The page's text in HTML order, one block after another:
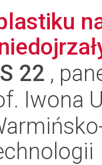
22 ,
Iwona